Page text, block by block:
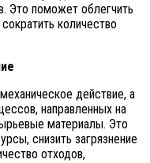
Это поможет облегчить
количество
действие, а
направленных на
материалы. Это
снизить загрязнение
отходов,